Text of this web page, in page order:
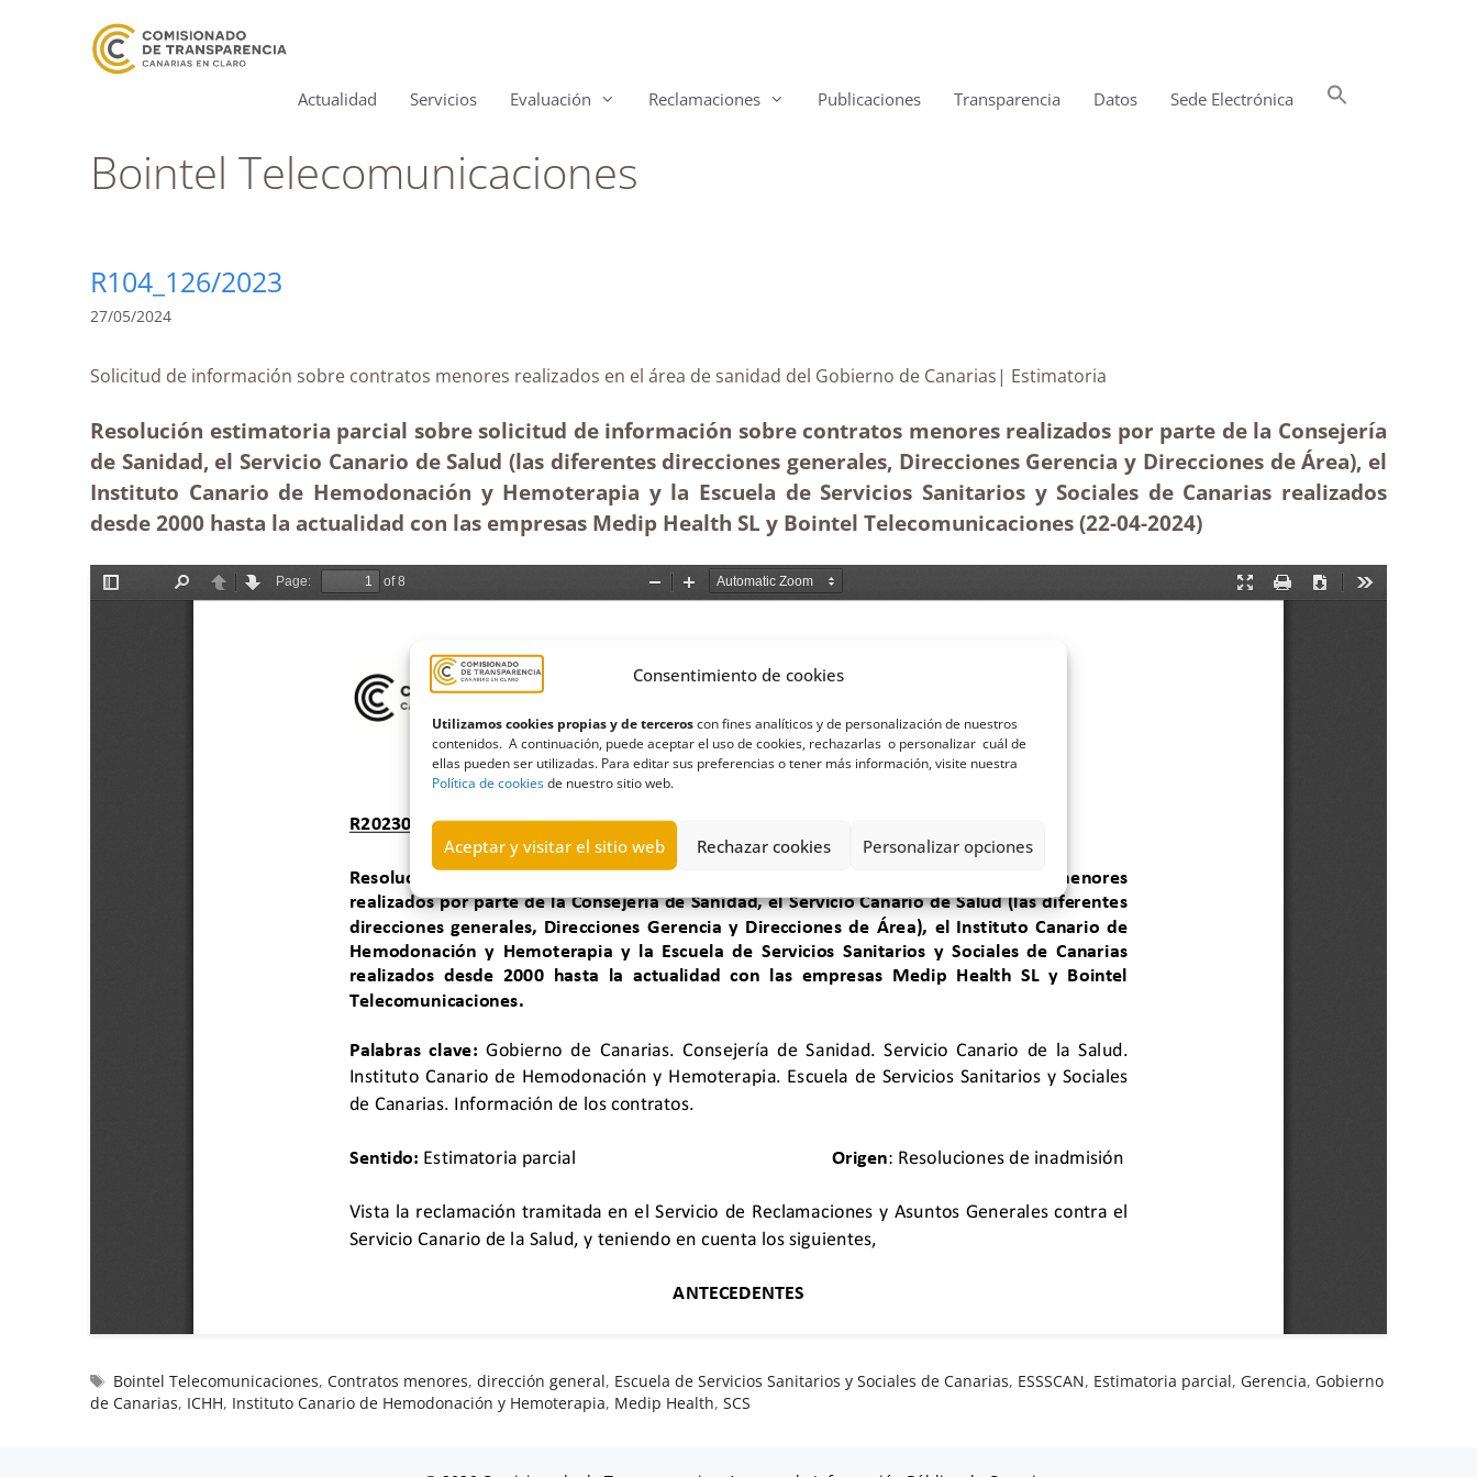
Consentimiento de cookies
Utilizamos cookies propias y de terceroscon fines analíticos y de personalización de nuestros
contenidos. A continuación, puede aceptar el uso de cookies, rechazarlas o personalizar cuál de
ellas pueden ser utilizadas. Para editar sus preferencias o tener más información, visite nuestra
Política de cookiesde nuestro sitio web.
Aceptar y visitar el sitio web Rechazar cookies Personalizar opciones
Actualidad Servicios Evaluación Reclamaciones Publicaciones Transparencia Datos Sede Electrónica
Bointel Telecomunicaciones
R104_126/2023
27/05/2024
Solicitud de información sobre contratos menores realizados en el área de sanidad del Gobierno de Canarias| Estimatoria
Resolución estimatoria parcial sobre solicitud de información sobre contratos menores realizados por parte de la Consejería
de Sanidad, el Servicio Canario de Salud (las diferentes direcciones generales, Direcciones Gerencia y Direcciones de Área), el
Instituto Canario de Hemodonación y Hemoterapia y la Escuela de Servicios Sanitarios y Sociales de Canarias realizados
desde 2000 hasta la actualidad con las empresas Medip Health SL y Bointel Telecomunicaciones (22-04-2024)
Bointel Telecomunicaciones,Contratos menores,dirección general, Escuela de Servicios Sanitarios y Sociales de Canarias, ESSSCAN, Estimatoria parcial, Gerencia, Gobierno
de Canarias, ICHH, Instituto Canario de Hemodonación y Hemoterapia, Medip Health, SCS